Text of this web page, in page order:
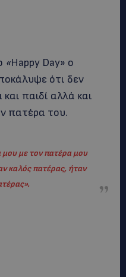
«Ηappy Day» ο
ότι δεν
και παιδί αλλά και
πατέρα του.
με τον πατέρα μου
καλός πατέρας, ήταν